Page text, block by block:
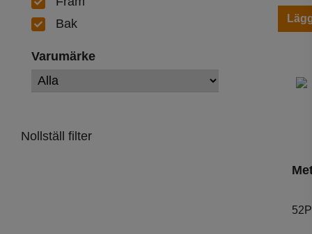
Bak
Varumärke
Nollställ filter